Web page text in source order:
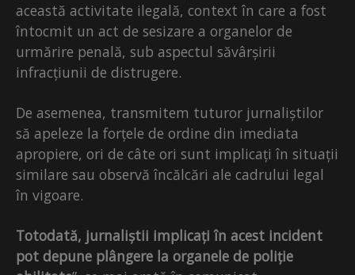
această activitate ilegală, context în care a fost
întocmit un act de sesizare a organelor de
urmărire penală, sub aspectul săvârșirii
infracțiunii de distrugere.
De asemenea, transmitem tuturor jurnaliștilor
să apeleze la forțele de ordine din imediata
apropiere, ori de câte ori sunt implicați în situații
similare sau observă încălcări ale cadrului legal
în vigoare.
Totodată, jurnaliștii implicați în acest incident
pot depune plângere la organele de poliție